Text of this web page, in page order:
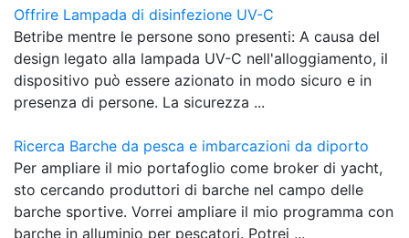
Offrire Lampada di disinfezione UV-C
Betribe mentre le persone sono presenti: A causa del
design legato alla lampada UV-C nell'alloggiamento, il
dispositivo può essere azionato in modo sicuro e in
presenza di persone. La sicurezza ...
Ricerca Barche da pesca e imbarcazioni da diporto
Per ampliare il mio portafoglio come broker di yacht,
sto cercando produttori di barche nel campo delle
barche sportive. Vorrei ampliare il mio programma con
barche in alluminio per pescatori. Potrei ...